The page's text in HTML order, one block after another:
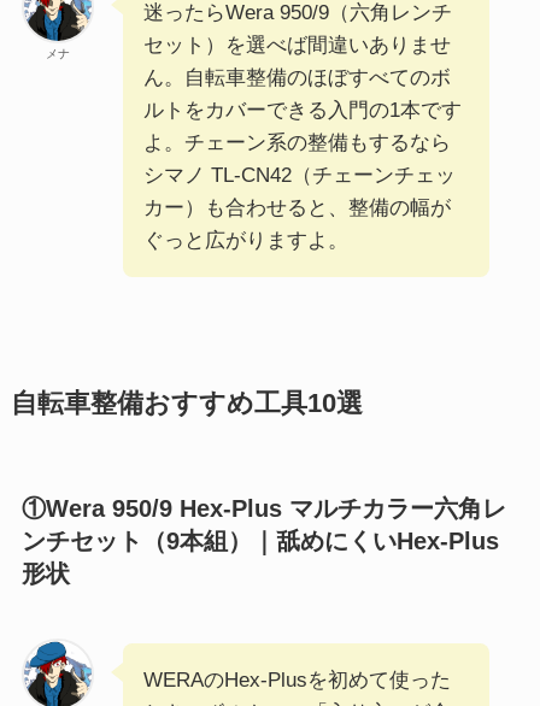
メナ
迷ったらWera 950/9（六角レンチ
セット）を選べば間違いありませ
ん。自転車整備のほぼすべてのボ
ルトをカバーできる入門の1本です
よ。チェーン系の整備もするなら
シマノ TL-CN42（チェーンチェッ
カー）も合わせると、整備の幅が
ぐっと広がりますよ。
自転車整備おすすめ工具10選
①Wera 950/9 Hex-Plus マルチカラー六角レ
ンチセット（9本組）｜舐めにくいHex-Plus
形状
WERAのHex-Plusを初めて使った